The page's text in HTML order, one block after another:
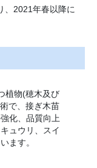
、2021年春以降に
植物(穂木及び
で、接ぎ木苗
化、品質向上
ュウリ、スイ
ます。